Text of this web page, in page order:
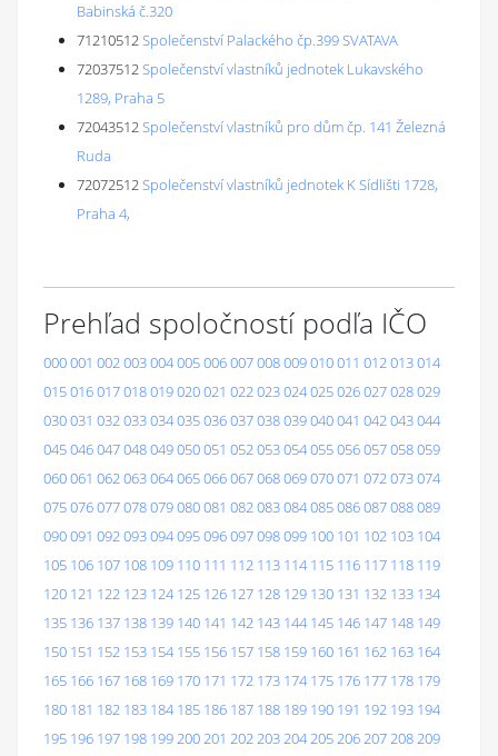
Babinská č.320
71210512Společenství Palackého čp.399 SVATAVA
72037512Společenství vlastníků jednotek Lukavského
1289, Praha 5
72043512Společenství vlastníků pro dům čp. 141 Železná
Ruda
72072512Společenství vlastníků jednotek K Sídlišti 1728,
Praha 4,
Prehľad spoločností podľa IČO
000001 002003004005006007008009010011 012013014
015016017018019020021 022023024025026027028029
030031 032033034035036037038039040041 042043044
045046047048049050051 052053054055056057058059
060061 062063064065066067068069070071 072073074
075076077078079080081 082083084085086087088089
090091 092093094095096097098099 100 101 102 103 104
105 106 107 108 109 110 111 112 113 114 115 116 117 118 119
120 121 122 123 124 125 126 127 128 129 130 131 132 133 134
135 136 137 138 139 140 141 142 143 144 145 146 147 148 149
150 151 152 153 154 155 156 157 158 159 160 161 162 163 164
165 166 167 168 169 170 171 172 173 174 175 176 177 178 179
180 181 182 183 184 185 186 187 188 189 190 191 192 193 194
195 196 197 198 199200201 202203204205206207208209